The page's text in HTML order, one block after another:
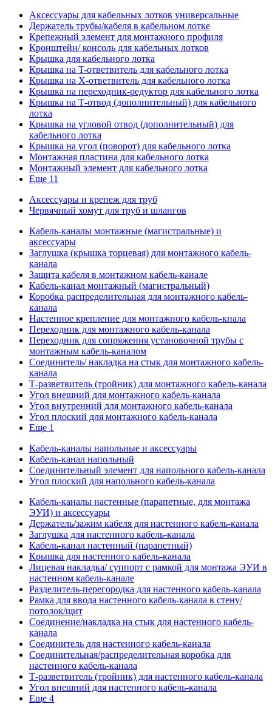
Аксессуары для кабельных лотков универсальные
Держатель трубы/кабеля в кабельном лотке
Крепежный элемент для монтажного профиля
Кронштейн/ консоль для кабельных лотков
Крышка для кабельного лотка
Крышка на T-ответвитель для кабельного лотка
Крышка на X-ответвитель для кабельного лотка
Крышка на переходник-редуктор для кабельного лотка
Крышка на Т-отвод (дополнительный) для кабельного
лотка
Крышка на угловой отвод (дополнительный) для
кабельного лотка
Крышка на угол (поворот) для кабельного лотка
Монтажная пластина для кабельного лотка
Монтажный элемент для кабельного лотка
Еще 11
Аксессуары и крепеж для труб
Червячный хомут для труб и шлангов
Кабель-каналы монтажные (магистральные) и
аксессуары
Заглушка (крышка торцевая) для монтажного кабель-
канала
Защита кабеля в монтажном кабель-канале
Кабель-канал монтажный (магистральный)
Коробка распределительная для монтажного кабель-
канала
Настенное крепление для монтажного кабель-кнала
Переходник для монтажного кабель-канала
Переходник для сопряжения установочной трубы с
монтажным кабель-каналом
Соединитель/ накладка на стык для монтажного кабель-
канала
Т-разветвитель (тройник) для монтажного кабель-канала
Угол внешний для монтажного кабель-канала
Угол внутренний для монтажного кабель-канала
Угол плоский для монтажного кабель-канала
Еще 1
Кабель-каналы напольные и аксессуары
Кабель-канал напольный
Соединительный элемент для напольного кабель-канала
Угол плоский для напольного кабель-канала
Кабель-каналы настенные (парапетные, для монтажа
ЭУИ) и аксессуары
Держатель/зажим кабеля для настенного кабель-канала
Заглушка для настенного кабель-канала
Кабель-канал настенный (парапетный)
Крышка для настенного кабель-канала
Лицевая накладка/ суппорт с рамкой для монтажа ЭУИ в
настенном кабель-канале
Разделитель-перегородка для настенного кабель-канала
Рамка для ввода настенного кабель-канала в стену/
потолок/щит
Соединение/накладка на стык для настенного кабель-
канала
Соединитель для настенного кабель-канала
Соединительная/распределительная коробка для
настенного кабель-канала
Т-разветвитель (тройник) для настенного кабель-канала
Угол внешний для настенного кабель-канала
Еще 4